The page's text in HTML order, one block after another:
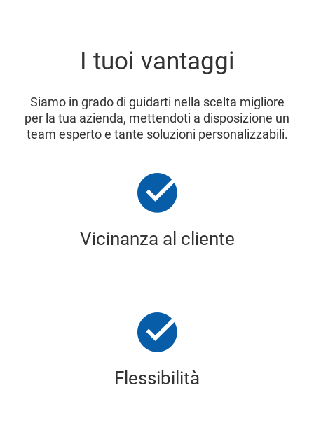
I tuoi vantaggi
Siamo in grado di guidarti nella scelta migliore
per la tua azienda, mettendoti a disposizione un
team esperto e tante soluzioni personalizzabili.
Vicinanza al cliente
Flessibilità